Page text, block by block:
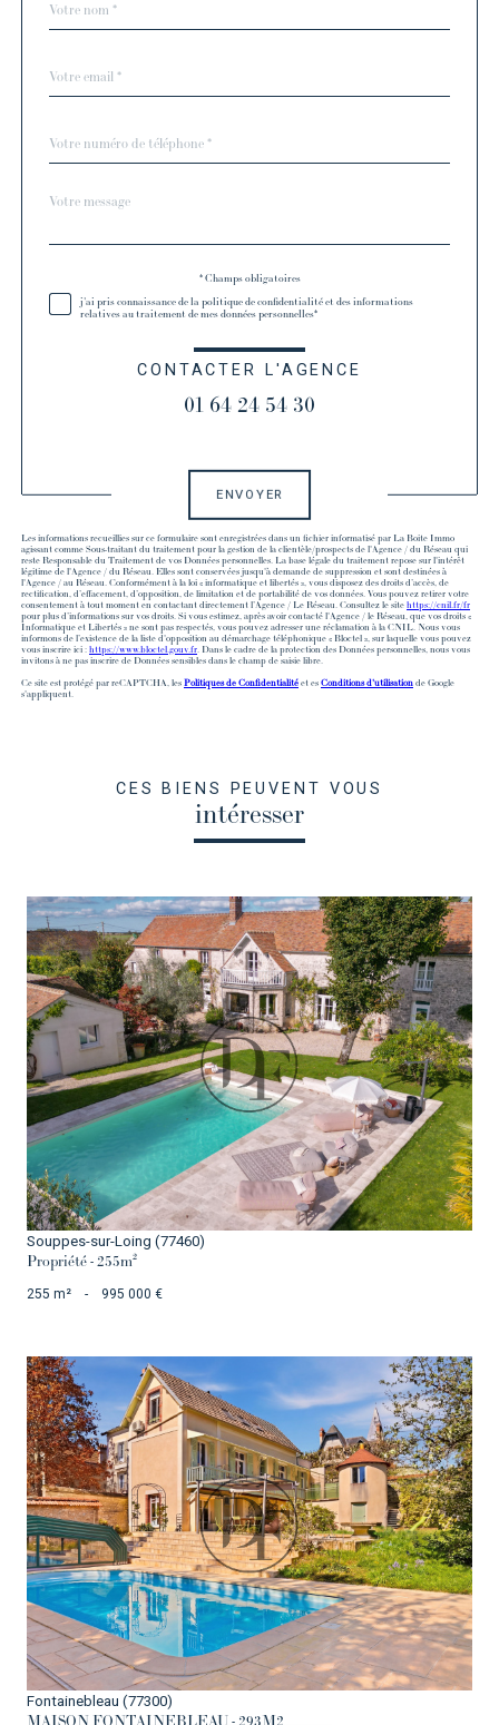
par
*
*
*
Fieldset
Message
*
* Champs obligatoires
j'ai pris connaissance de la politique de confidentialité et des informations
relatives au traitement de mes données personnelles*
CONTACTER L'AGENCE
01 64 24 54 30
ENVOYER
Les informations recueillies sur ce formulaire sont enregistrées dans un fichier informatisé par La Boite Immo
agissant comme Sous-traitant du traitement pour la gestion de la clientèle/prospects de l'Agence / du Réseau qui
reste Responsable du Traitement de vos Données personnelles. La base légale du traitement repose sur l'intérêt
légitime de l'Agence / du Réseau. Elles sont conservées jusqu'à demande de suppression et sont destinées à
l'Agence / au Réseau. Conformément à la loi « informatique et libertés », vous disposez des droits d’accès, de
rectification, d’effacement, d’opposition, de limitation et de portabilité de vos données. Vous pouvez retirer votre
consentement à tout moment en contactant directement l’Agence / Le Réseau. Consultez le site https://cnil.fr/fr
pour plus d’informations sur vos droits. Si vous estimez, après avoir contacté l'Agence / le Réseau, que vos droits «
Informatique et Libertés » ne sont pas respectés, vous pouvez adresser une réclamation à la CNIL. Nous vous
informons de l’existence de la liste d'opposition au démarchage téléphonique « Bloctel », sur laquelle vous pouvez
vous inscrire ici : https://www.bloctel.gouv.fr . Dans le cadre de la protection des Données personnelles, nous vous
invitons à ne pas inscrire de Données sensibles dans le champ de saisie libre.
Ce site est protégé par reCAPTCHA, les Politiques de Confidentialité et es Conditions d'utilisation de Google
s'appliquent.
CES BIENS PEUVENT VOUS
intéresser
VOIR LE BIEN
Souppes-sur-Loing (77460)
Propriété - 255m²
255 m² - 995 000 €
VOIR LE BIEN
Fontainebleau (77300)
MAISON FONTAINEBLEAU - 293M2